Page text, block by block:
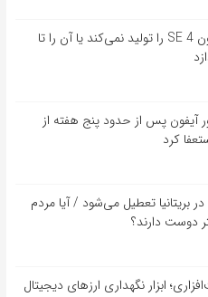
مینگ-چی کو: اپل آیفون SE 4 را تولید نمی‌کند یا آن را تا
آیفون پس از حدود پنج هفته از
کرد
بریتانیا تعطیل می‌شود / آیا مردم
دوست دارند؟
ابزار نگهداری ارزهای دیجیتال